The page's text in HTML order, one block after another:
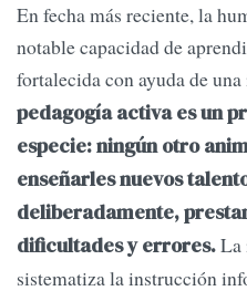
En fecha más reciente, la
notable capacidad de
fortalecida con ayuda de
pedagogía activa es un
especie: ningún otro
enseñarles nuevos
deliberadamente,
dificultades y errores.La
sistematiza la instrucción